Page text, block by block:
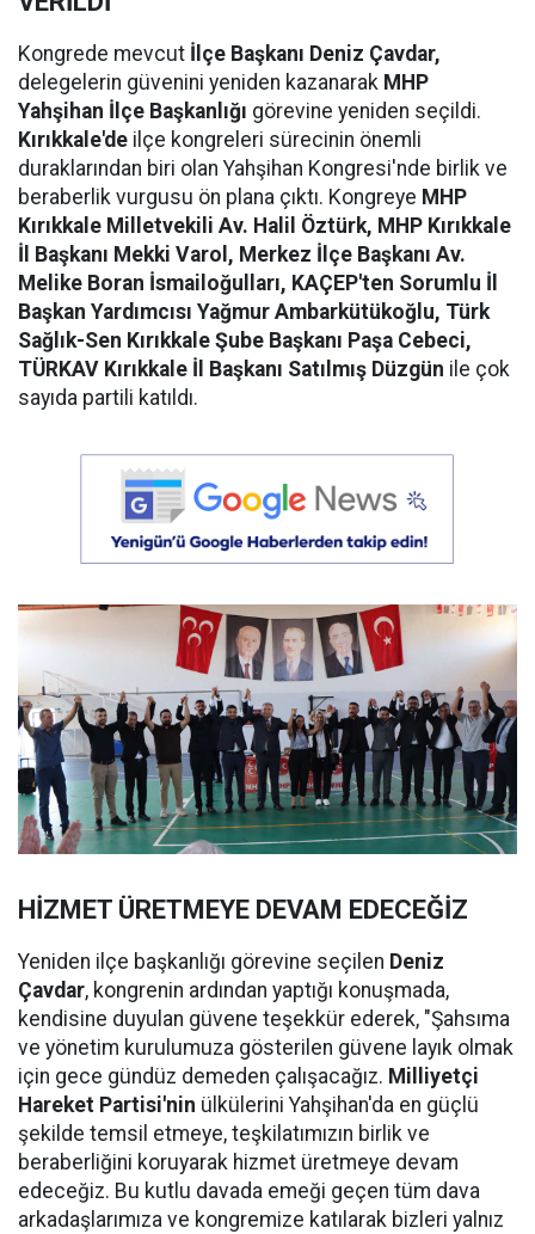
Kongrede mevcut İlçe Başkanı Deniz Çavdar,
delegelerin güvenini yeniden kazanarak MHP
Yahşihan İlçe Başkanlığı görevine yeniden seçildi.
Kırıkkale'de ilçe kongreleri sürecinin önemli
duraklarından biri olan Yahşihan Kongresi'nde birlik ve
beraberlik vurgusu ön plana çıktı. Kongreye MHP
Kırıkkale Milletvekili Av. Halil Öztürk, MHP Kırıkkale
İl Başkanı Mekki Varol, Merkez İlçe Başkanı Av.
Melike Boran İsmailoğulları, KAÇEP'ten Sorumlu İl
Başkan Yardımcısı Yağmur Ambarkütükoğlu, Türk
Sağlık-Sen Kırıkkale Şube Başkanı Paşa Cebeci,
TÜRKAV Kırıkkale İl Başkanı Satılmış Düzgün ile çok
sayıda partili katıldı.
HİZMET ÜRETMEYE DEVAM EDECEĞİZ
Yeniden ilçe başkanlığı görevine seçilen Deniz
Çavdar, kongrenin ardından yaptığı konuşmada,
kendisine duyulan güvene teşekkür ederek, "Şahsıma
ve yönetim kurulumuza gösterilen güvene layık olmak
için gece gündüz demeden çalışacağız. Milliyetçi
Hareket Partisi'nin ülkülerini Yahşihan'da en güçlü
şekilde temsil etmeye, teşkilatımızın birlik ve
beraberliğini koruyarak hizmet üretmeye devam
edeceğiz. Bu kutlu davada emeği geçen tüm dava
arkadaşlarımıza ve kongremize katılarak bizleri yalnız